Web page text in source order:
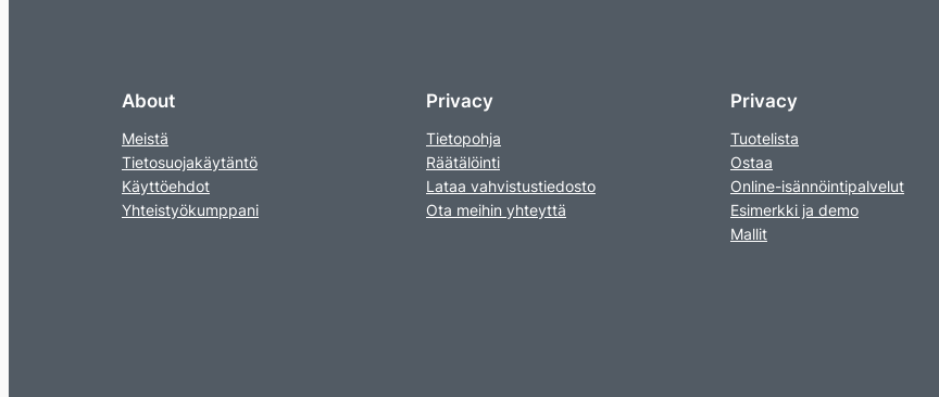
About
Meistä
Tietosuojakäytäntö
Käyttöehdot
Yhteistyökumppani
Privacy
Tietopohja
Räätälöinti
Lataa vahvistustiedosto
Ota meihin yhteyttä
Privacy
Tuotelista
Ostaa
Online-isännöintipalvelut
Esimerkki ja demo
Mallit